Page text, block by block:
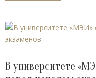
В университете